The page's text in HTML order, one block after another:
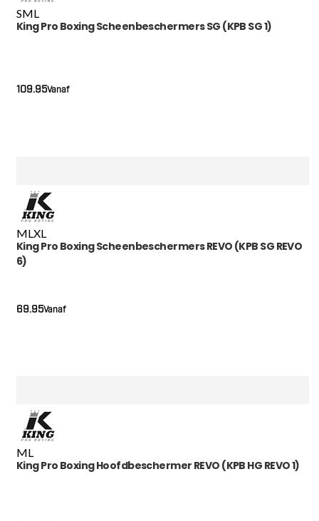
SML
King Pro Boxing Scheenbeschermers SG (KPB SG 1)
Vanaf
109.95
MLXL
King Pro Boxing Scheenbeschermers REVO (KPB SG REVO
6)
Vanaf
69.95
ML
King Pro Boxing Hoofdbeschermer REVO (KPB HG REVO 1)